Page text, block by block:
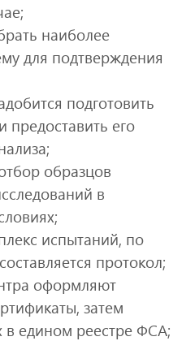
наиболее
для подтверждения
подготовить
предоставить его
образцов
в
испытаний, по
протокол;
оформляют
затем
в едином реестре ФСА;